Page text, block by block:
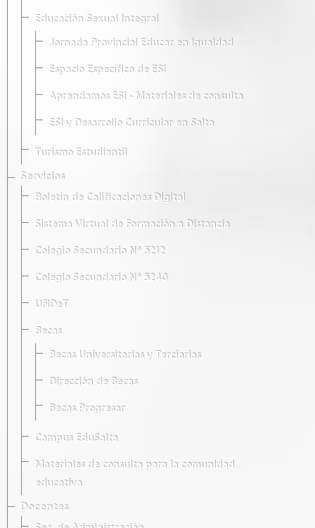
Educación Sexual Integral
Jornada Provincial Educar en Igualdad
Espacio Específico de ESI
Aprendamos ESI - Materiales de consulta
ESI y Desarrollo Curricular en Salta
Turismo Estudiantil
Servicios
Boletín de Calificaciones Digital
Sistema Virtual de Formación a Distancia
Colegio Secundario Nº 5212
Colegio Secundario Nº 5240
UFIDeT
Becas
Becas Universitarias y Terciarias
Dirección de Becas
Becas Progresar
Campus EduSalta
Materiales de consulta para la comunidad
educativa
Docentes